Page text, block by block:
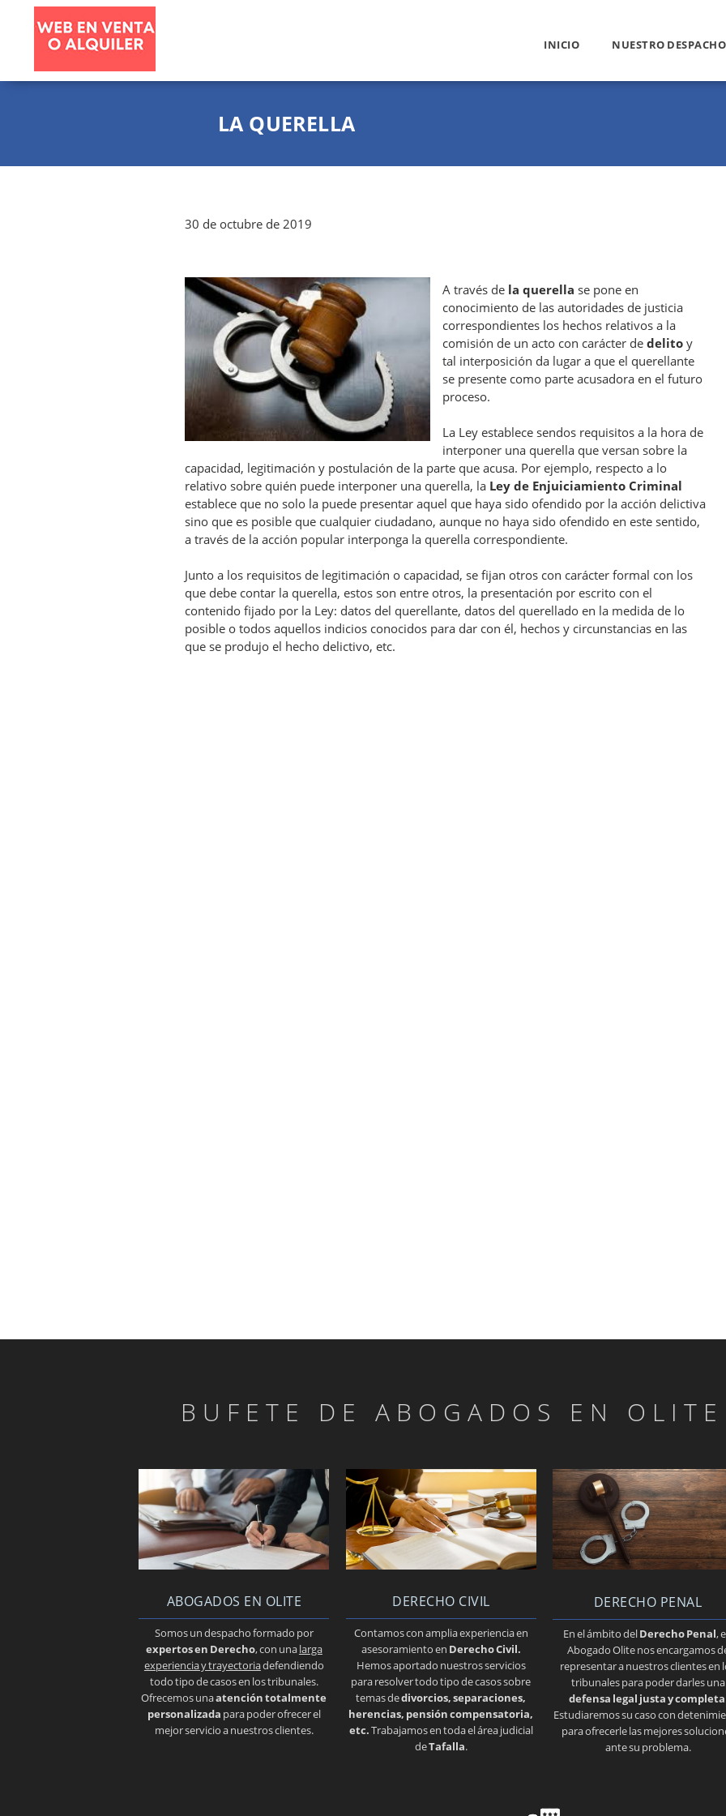
INICIO NUESTRO DESPACHO
LA QUERELLA
30 de octubre de 2019
A través de la querella se pone en
conocimiento de las autoridades de justicia
correspondientes los hechos relativos a la
comisión de un acto con carácter de delito y
tal interposición da lugar a que el querellante
se presente como parte acusadora en el futuro
proceso.
La Ley establece sendos requisitos a la hora de
interponer una querella que versan sobre la
capacidad, legitimación y postulación de la parte que acusa. Por ejemplo, respecto a lo
relativo sobre quién puede interponer una querella, la Ley de Enjuiciamiento Criminal
establece que no solo la puede presentar aquel que haya sido ofendido por la acción delictiva
sino que es posible que cualquier ciudadano, aunque no haya sido ofendido en este sentido,
a través de la acción popular interponga la querella correspondiente.
Junto a los requisitos de legitimación o capacidad, se fijan otros con carácter formal con los
que debe contar la querella, estos son entre otros, la presentación por escrito con el
contenido fijado por la Ley: datos del querellante, datos del querellado en la medida de lo
posible o todos aquellos indicios conocidos para dar con él, hechos y circunstancias en las
que se produjo el hecho delictivo, etc.
BUFETE DE ABOGADOS EN
ABOGADOS EN OLITE
Somos un despacho formado por
expertos en Derecho, con unalarga
experiencia y trayectoriadefendiendo
todo tipo de casos en los tribunales.
Ofrecemos unaatención totalmente
personalizada para poder ofrecer el
mejor servicio a nuestros clientes.
DERECHO CIVIL
Contamos con amplia experiencia en
asesoramiento en Derecho Civil.
Hemos aportado nuestros servicios
para resolver todo tipo de casos sobre
temas dedivorcios, separaciones,
herencias, pensión compensatoria,
etc.Trabajamos en toda el área judicial
deTafalla.
DERECHO PENAL
En el ámbito delDerecho Penal,
Abogado Olite nos encargamos
representar a nuestros clientes en
tribunales para poder darles una
defensa legal justa y completa
Estudiaremos su caso con
para ofrecerle las mejores
ante su problema.